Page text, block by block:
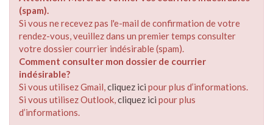
(spam).
Si vous ne recevez pas l'e-mail de confirmation de votre
rendez-vous, veuillez dans un premier temps consulter
votre dossier courrier indésirable (spam).
Comment consulter mon dossier de courrier
indésirable?
Si vous utilisez Gmail,cliquez ici pour plus d’informations.
Si vous utilisez Outlook,cliquez ici pour plus
d’informations.